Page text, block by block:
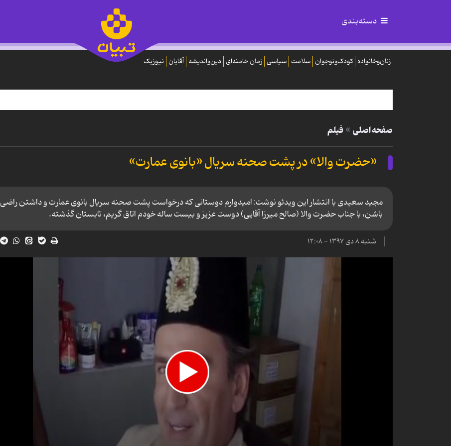
دسته‌بندی
زنان‌وخانواده کودک‌ونوجوان سلامت سیاسی زمان خامنه‌ای دین‌واندیشه آقایان نیوزیک
صفحه اصلی فیلم
«حضرت والا» در پشت صحنه سریال «بانوی عمارت»
مجید سعیدی با انتشار این ویدئو نوشت: امیدوارم دوستانی که درخواست پشت صحنه سریال بانوی عمارت و داشتن راضی
باشن، با جناب حضرت والا (صالح میرزا آقایی) دوست عزیز و بیست ساله خودم اتاق گریم، تابستان گذشته.
شنبه ۸ دی ۱۳۹۷ - ۱۲:۰۸